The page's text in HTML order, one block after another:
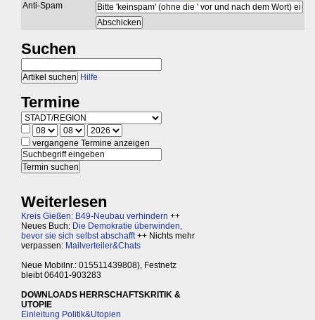
Anti-Spam
Suchen
Hilfe
Termine
vergangene Termine anzeigen
Weiterlesen
Kreis Gießen: B49-Neubau verhindern ++
Neues Buch: Die Demokratie überwinden,
bevor sie sich selbst abschafft++ Nichts mehr
verpassen: Mailverteiler&Chats
Neue Mobilnr.: 015511439808), Festnetz
bleibt 06401-903283
DOWNLOADS HERRSCHAFTSKRITIK &
UTOPIE
Einleitung Politik&Utopien